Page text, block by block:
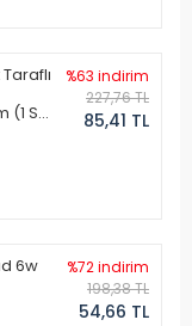
(1 Set
%63 indirim
227,76 TL
85,41 TL
6w
%72 indirim
198,38 TL
54,66 TL